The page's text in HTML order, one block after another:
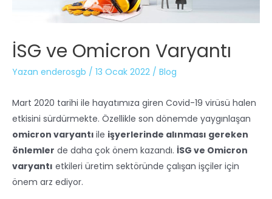
İSG ve Omicron Varyantı
Yazan enderosgb / 13 Ocak 2022 / Blog
Mart 2020 tarihi ile hayatımıza giren Covid-19 virüsü halen
etkisini sürdürmekte. Özellikle son dönemde yaygınlaşan
omicron varyantı ile işyerlerinde alınması gereken
önlemler de daha çok önem kazandı. İSG ve Omicron
varyantı etkileri üretim sektöründe çalışan işçiler için
önem arz ediyor.